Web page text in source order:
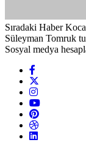
Sıradaki Haber
Süleyman Tomruk
Sosyal medya